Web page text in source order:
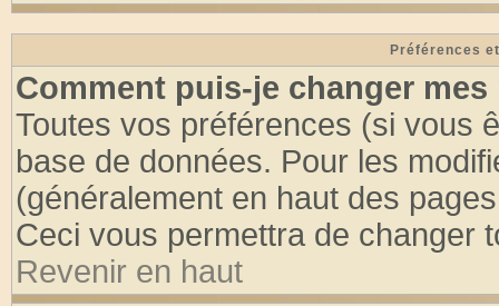
Préférences
Comment puis-je changer mes
Toutes vos préférences (si vous
base de données. Pour les
(généralement en haut des
Ceci vous permettra de changer
Revenir en haut